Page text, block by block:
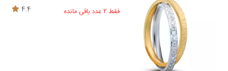
فقط 2 عدد باقی مانده
4.4